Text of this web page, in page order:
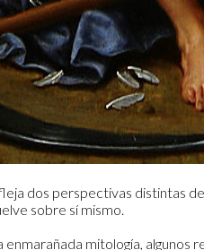
dos perspectivas distintas
sobre sí mismo.
enmarañada mitología,